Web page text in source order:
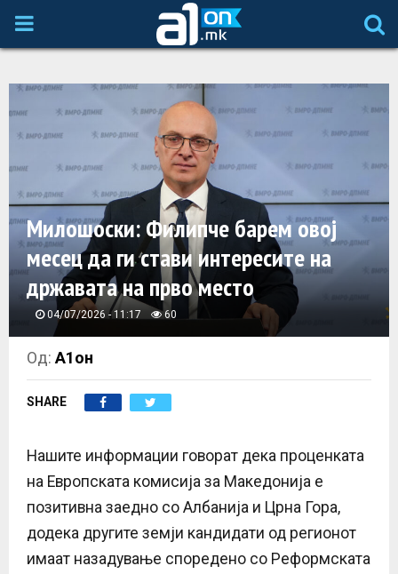
P
I
M
A
R
M
E
N
U
Милошоски: Филипче барем овој
месец да ги стави интересите на
државата на прво место
04/07/2026 - 11:17 60
Од:А1он
SHARE
Нашите информации говорат дека проценката
на Европската комисија за Македонија е
позитивна заедно со Албанија и Црна Гора,
додека другите земји кандидати од регионот
имаат назадување споредено со Реформската